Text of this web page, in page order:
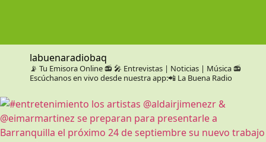
labuenaradiobaq
📡 Tu Emisora Online 📻🎤 Entrevistas | Noticias | Música📻
Escúchanos en vivo desde nuestra app:📲 La Buena Radio